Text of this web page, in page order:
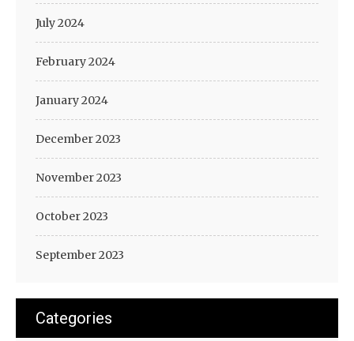
July 2024
February 2024
January 2024
December 2023
November 2023
October 2023
September 2023
Categories